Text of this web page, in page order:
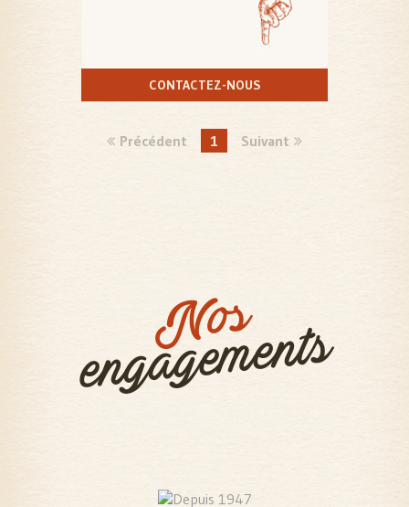
CONTACTEZ-NOUS
Précédent 1 Suivant
Nos
engagements